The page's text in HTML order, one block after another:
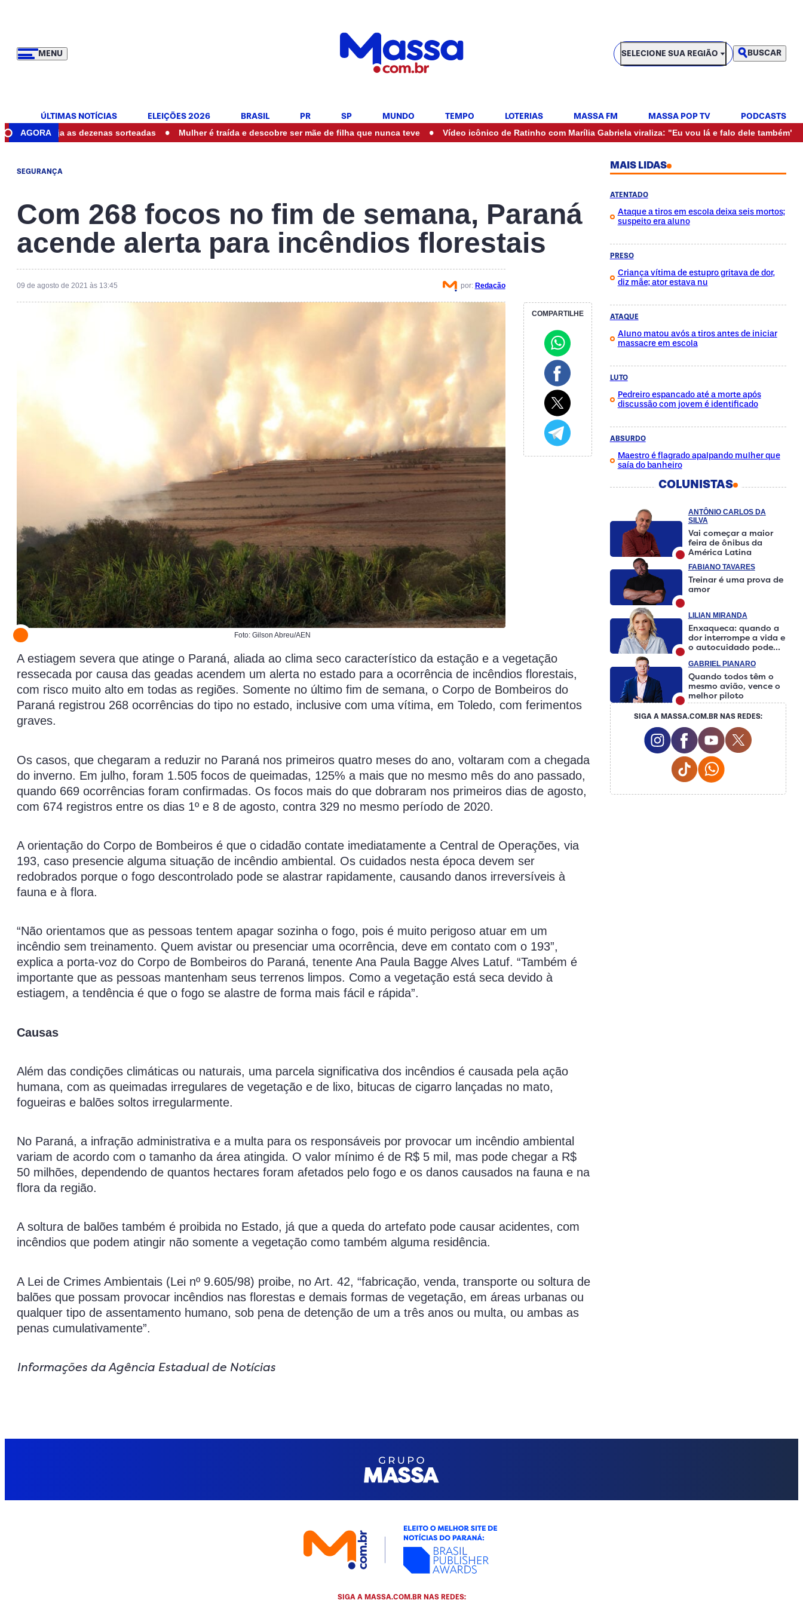
MENU
SELECIONE SUA REGIÃO
SELECIONE SUA REGIÃO BUSCAR
ÚLTIMAS NOTÍCIAS ELEIÇÕES 2026 BRASIL PR SP MUNDO TEMPO LOTERIAS MASSA FM MASSA POP TV PODCASTS
AGORA
veja as dezenas sorteadas • Mulher é traída e descobre ser mãe de filha que nunca teve • Vídeo icônico de Ratinho com Marília Gabriela viraliza: "Eu vou lá e falo dele também" •
SEGURANÇA
Com 268 focos no fim de semana, Paraná
acende alerta para incêndios florestais
09 de agosto de 2021 às 13:45 por: Redação
Foto: Gilson Abreu/AEN
COMPARTILHE
A estiagem severa que atinge o Paraná, aliada ao clima seco característico da estação e a vegetação
ressecada por causa das geadas acendem um alerta no estado para a ocorrência de incêndios florestais,
com risco muito alto em todas as regiões. Somente no último fim de semana, o Corpo de Bombeiros do
Paraná registrou 268 ocorrências do tipo no estado, inclusive com uma vítima, em Toledo, com ferimentos
graves.
Os casos, que chegaram a reduzir no Paraná nos primeiros quatro meses do ano, voltaram com a chegada
do inverno. Em julho, foram 1.505 focos de queimadas, 125% a mais que no mesmo mês do ano passado,
quando 669 ocorrências foram confirmadas. Os focos mais do que dobraram nos primeiros dias de agosto,
com 674 registros entre os dias 1º e 8 de agosto, contra 329 no mesmo período de 2020.
A orientação do Corpo de Bombeiros é que o cidadão contate imediatamente a Central de Operações, via
193, caso presencie alguma situação de incêndio ambiental. Os cuidados nesta época devem ser
redobrados porque o fogo descontrolado pode se alastrar rapidamente, causando danos irreversíveis à
fauna e à flora.
“Não orientamos que as pessoas tentem apagar sozinha o fogo, pois é muito perigoso atuar em um
incêndio sem treinamento. Quem avistar ou presenciar uma ocorrência, deve em contato com o 193”,
explica a porta-voz do Corpo de Bombeiros do Paraná, tenente Ana Paula Bagge Alves Latuf. “Também é
importante que as pessoas mantenham seus terrenos limpos. Como a vegetação está seca devido à
estiagem, a tendência é que o fogo se alastre de forma mais fácil e rápida”.
Causas
Além das condições climáticas ou naturais, uma parcela significativa dos incêndios é causada pela ação
humana, com as queimadas irregulares de vegetação e de lixo, bitucas de cigarro lançadas no mato,
fogueiras e balões soltos irregularmente.
No Paraná, a infração administrativa e a multa para os responsáveis por provocar um incêndio ambiental
variam de acordo com o tamanho da área atingida. O valor mínimo é de R$ 5 mil, mas pode chegar a R$
50 milhões, dependendo de quantos hectares foram afetados pelo fogo e os danos causados na fauna e na
flora da região.
A soltura de balões também é proibida no Estado, já que a queda do artefato pode causar acidentes, com
incêndios que podem atingir não somente a vegetação como também alguma residência.
A Lei de Crimes Ambientais (Lei nº 9.605/98) proibe, no Art. 42, “fabricação, venda, transporte ou soltura de
balões que possam provocar incêndios nas florestas e demais formas de vegetação, em áreas urbanas ou
qualquer tipo de assentamento humano, sob pena de detenção de um a três anos ou multa, ou ambas as
penas cumulativamente”.
Informações da Agência Estadual de Notícias
MAIS LIDAS
ATENTADO
Ataque a tiros em escola deixa seis mortos;
suspeito era aluno
PRESO
Criança vítima de estupro gritava de dor,
diz mãe; ator estava nu
ATAQUE
Aluno matou avós a tiros antes de iniciar
massacre em escola
LUTO
Pedreiro espancado até a morte após
discussão com jovem é identificado
ABSURDO
Maestro é flagrado apalpando mulher que
saía do banheiro
COLUNISTAS
ANTÔNIO CARLOS DA
SILVA
Vai começar a maior
feira de ônibus da
América Latina
FABIANO TAVARES
Treinar é uma prova de
amor
LILIAN MIRANDA
Enxaqueca: quando a
dor interrompe a vida e
o autocuidado pode
GABRIEL PIANARO
Quando todos têm o
mesmo avião, vence o
melhor piloto
SIGA A MASSA.COM.BR NAS REDES:
Instagram Social Media
Facebook Social Media
Youtube Social
Twitter
Tiktok Social Media
Whatsapp Social
SIGA A MASSA.COM.BR NAS REDES: